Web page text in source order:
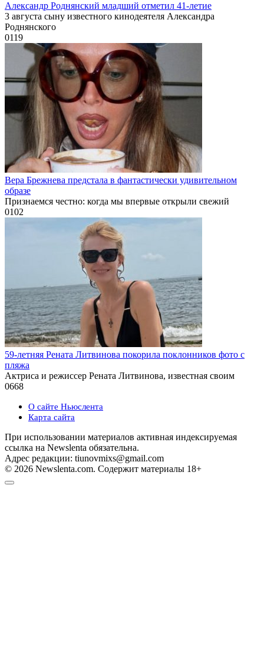
Александр Роднянский младший отметил 41-летие
3 августа сыну известного кинодеятеля Александра
Роднянского
0119
Вера Брежнева предстала в фантастически удивительном
образе
Признаемся честно: когда мы впервые открыли свежий
0102
59-летняя Рената Литвинова покорила поклонников фото с
пляжа
Актриса и режиссер Рената Литвинова, известная своим
0668
О сайте Ньюслента
Карта сайта
При использовании материалов активная индексируемая
ссылка на Newslenta обязательна.
Адрес редакции: tiunovmixs@gmail.com
© 2026 Newslenta.com. Содержит материалы 18+